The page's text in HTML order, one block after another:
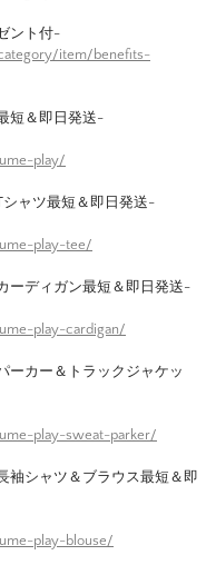
ント付-
item/benefits-
短＆即日発送-
play/
ャツ最短＆即日発送-
play-tee/
ーディガン最短＆即日発送-
play-cardigan/
ーカー＆トラックジャケッ
play-sweat-parker/
袖シャツ＆ブラウス最短＆即
play-blouse/